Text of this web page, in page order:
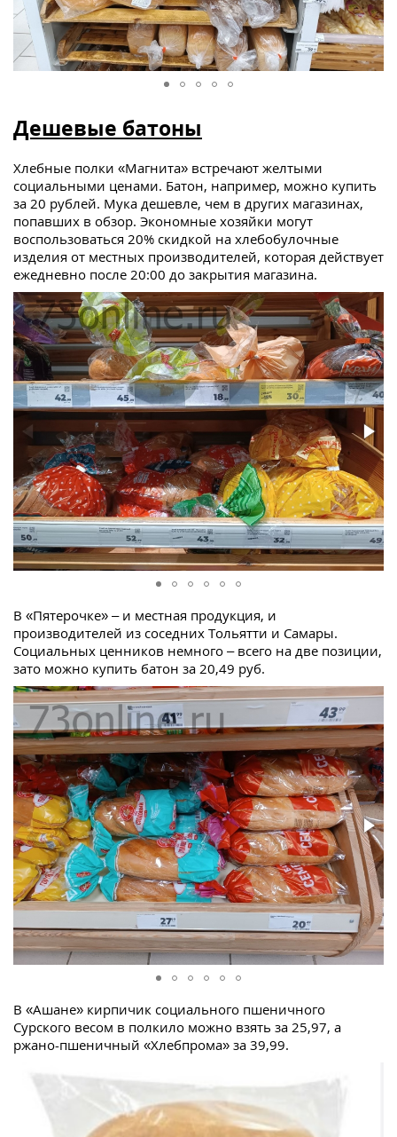
Дешевые батоны
Хлебные полки «Магнита» встречают желтыми
социальными ценами. Батон, например, можно купить
за 20 рублей. Мука дешевле, чем в других магазинах,
попавших в обзор. Экономные хозяйки могут
воспользоваться 20% скидкой на хлебобулочные
изделия от местных производителей, которая действует
ежедневно после 20:00 до закрытия магазина.
В «Пятерочке» – и местная продукция, и
производителей из соседних Тольятти и Самары.
Социальных ценников немного – всего на две позиции,
зато можно купить батон за 20,49 руб.
В «Ашане» кирпичик социального пшеничного
Сурского весом в полкило можно взять за 25,97, а
ржано-пшеничный «Хлебпрома» за 39,99.